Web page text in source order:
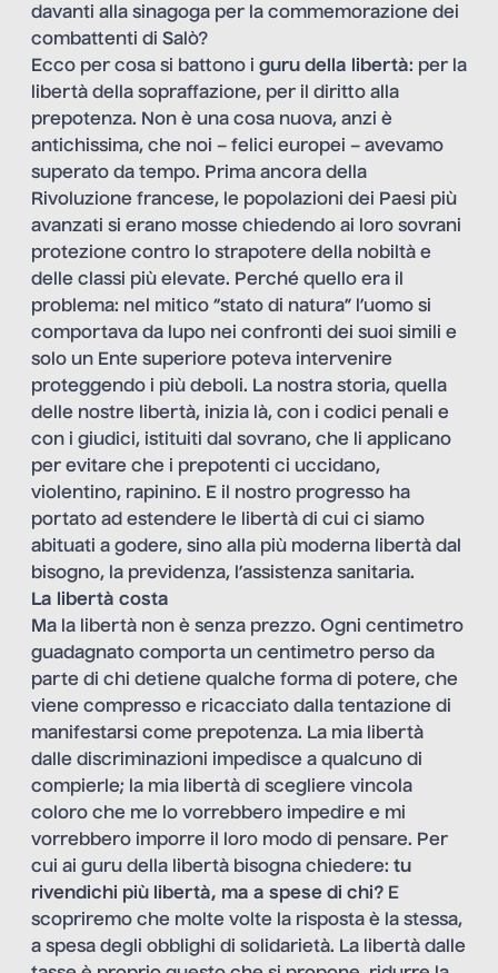
davanti alla sinagoga per la commemorazione dei
combattenti di Salò?
Ecco per cosa si battono i guru della libertà: per la
libertà della sopraffazione, per il diritto alla
prepotenza. Non è una cosa nuova, anzi è
antichissima, che noi – felici europei – avevamo
superato da tempo. Prima ancora della
Rivoluzione francese, le popolazioni dei Paesi più
avanzati si erano mosse chiedendo ai loro sovrani
protezione contro lo strapotere della nobiltà e
delle classi più elevate. Perché quello era il
problema: nel mitico “stato di natura” l’uomo si
comportava da lupo nei confronti dei suoi simili e
solo un Ente superiore poteva intervenire
proteggendo i più deboli. La nostra storia, quella
delle nostre libertà, inizia là, con i codici penali e
con i giudici, istituiti dal sovrano, che li applicano
per evitare che i prepotenti ci uccidano,
violentino, rapinino. E il nostro progresso ha
portato ad estendere le libertà di cui ci siamo
abituati a godere, sino alla più moderna libertà dal
bisogno, la previdenza, l’assistenza sanitaria.
La libertà costa
Ma la libertà non è senza prezzo. Ogni centimetro
guadagnato comporta un centimetro perso da
parte di chi detiene qualche forma di potere, che
viene compresso e ricacciato dalla tentazione di
manifestarsi come prepotenza. La mia libertà
dalle discriminazioni impedisce a qualcuno di
compierle; la mia libertà di scegliere vincola
coloro che me lo vorrebbero impedire e mi
vorrebbero imporre il loro modo di pensare. Per
cui ai guru della libertà bisogna chiedere: tu
rivendichi più libertà, ma a spese di chi? E
scopriremo che molte volte la risposta è la stessa,
a spesa degli obblighi di solidarietà. La libertà dalle